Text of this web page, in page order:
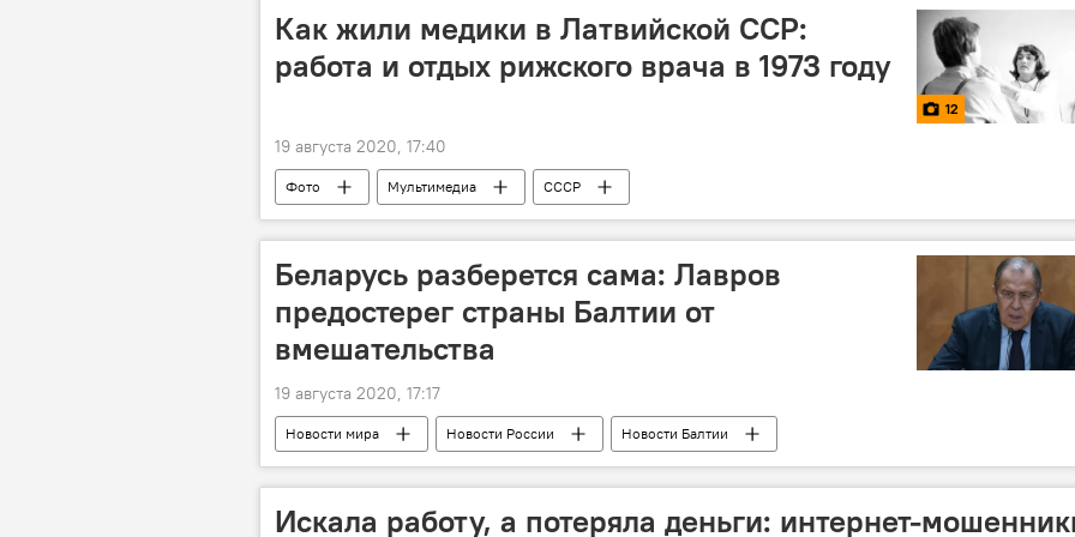
Как жили медики в Латвийской ССР:
работа и отдых рижского врача в 1973 году
12
19 августа 2020, 17:40
Фото Мультимедиа СССР
Беларусь разберется сама: Лавров
предостерег страны Балтии от
вмешательства
19 августа 2020, 17:17
Новости мира Новости России
Новости Балтии
Ситуация после выборов президента Беларуси
Сергей Лавров
Беларусь
Искала работу, а потеряла деньги: интернет-